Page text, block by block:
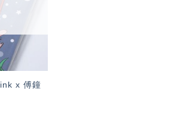
x 傅鐘